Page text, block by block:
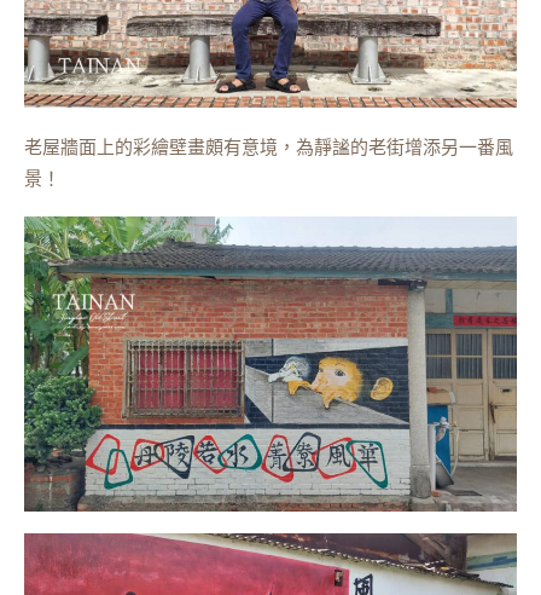
老屋牆面上的彩繪壁畫頗有意境，為靜謐的老街增添另一番風
景！